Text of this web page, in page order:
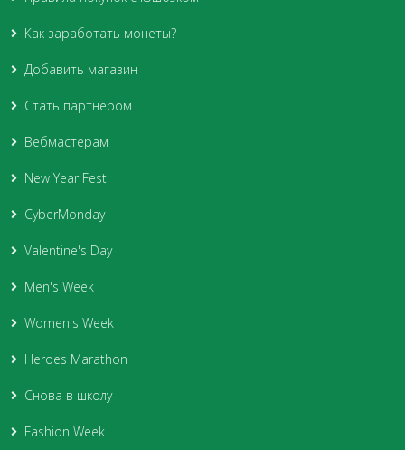
Как заработать монеты?
Добавить магазин
Стать партнером
Вебмастерам
New Year Fest
CyberMonday
Valentine's Day
Men's Week
Women's Week
Heroes Marathon
Снова в школу
Fashion Week